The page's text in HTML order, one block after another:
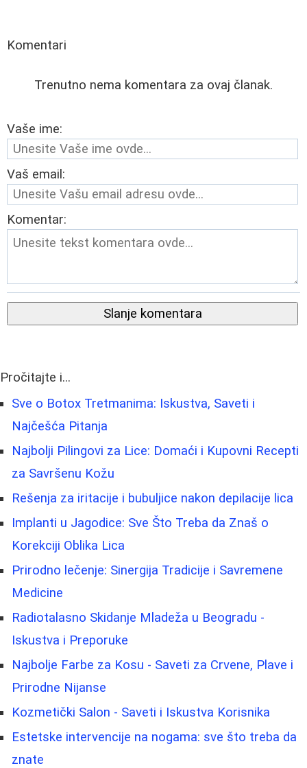
Komentari
Trenutno nema komentara za ovaj članak.
Vaše ime:
Vaš email:
Komentar:
Slanje komentara
Pročitajte i...
Sve o Botox Tretmanima: Iskustva, Saveti i
Najčešća Pitanja
Najbolji Pilingovi za Lice: Domaći i Kupovni Recepti
za Savršenu Kožu
Rešenja za iritacije i bubuljice nakon depilacije lica
Implanti u Jagodice: Sve Što Treba da Znaš o
Korekciji Oblika Lica
Prirodno lečenje: Sinergija Tradicije i Savremene
Medicine
Radiotalasno Skidanje Mladeža u Beogradu -
Iskustva i Preporuke
Najbolje Farbe za Kosu - Saveti za Crvene, Plave i
Prirodne Nijanse
Kozmetički Salon - Saveti i Iskustva Korisnika
Estetske intervencije na nogama: sve što treba da
znate